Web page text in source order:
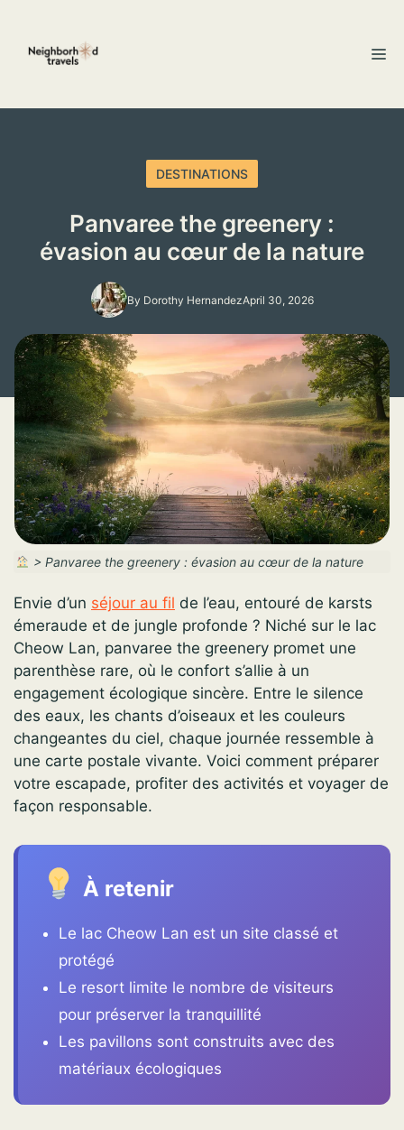
content
DESTINATIONS
Panvaree the greenery :
évasion au cœur de la nature
By Dorothy HernandezApril 30, 2026
> Panvaree the greenery : évasion au cœur de la nature
Envie d’un séjour au fil de l’eau, entouré de karsts
émeraude et de jungle profonde ? Niché sur le lac
Cheow Lan, panvaree the greenery promet une
parenthèse rare, où le confort s’allie à un
engagement écologique sincère. Entre le silence
des eaux, les chants d’oiseaux et les couleurs
changeantes du ciel, chaque journée ressemble à
une carte postale vivante. Voici comment préparer
votre escapade, profiter des activités et voyager de
façon responsable.
À retenir
Le lac Cheow Lan est un site classé et
protégé
Le resort limite le nombre de visiteurs
pour préserver la tranquillité
Les pavillons sont construits avec des
matériaux écologiques